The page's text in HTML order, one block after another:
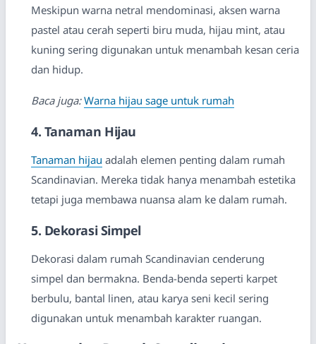
Meskipun warna netral mendominasi, aksen warna
pastel atau cerah seperti biru muda, hijau mint, atau
kuning sering digunakan untuk menambah kesan ceria
dan hidup.
Baca juga: Warna hijau sage untuk rumah
4. Tanaman Hijau
Tanaman hijau adalah elemen penting dalam rumah
Scandinavian. Mereka tidak hanya menambah estetika
tetapi juga membawa nuansa alam ke dalam rumah.
5. Dekorasi Simpel
Dekorasi dalam rumah Scandinavian cenderung
simpel dan bermakna. Benda-benda seperti karpet
berbulu, bantal linen, atau karya seni kecil sering
digunakan untuk menambah karakter ruangan.